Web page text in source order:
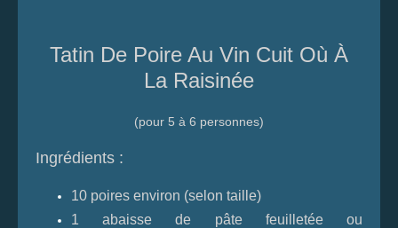
Tatin De Poire Au Vin Cuit Où À
La Raisinée
(pour 5 à 6 personnes)
Ingrédients :
10 poires environ (selon taille)
1 abaisse de pâte feuilletée ou